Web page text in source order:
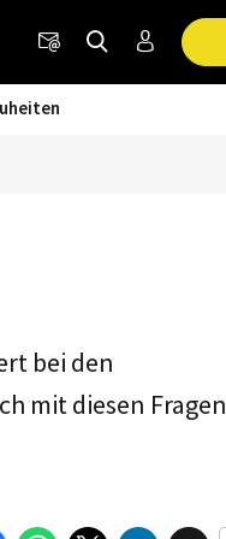
bei den
mit diesen Fragen